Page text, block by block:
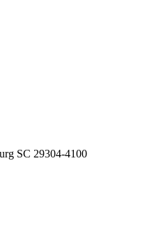
SC 29304-4100